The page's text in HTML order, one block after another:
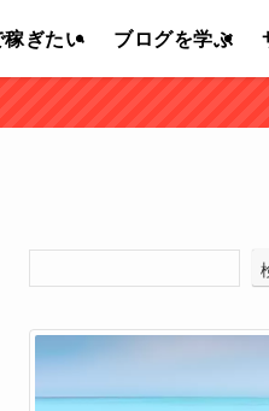
ぎたい ブログを学ぶ